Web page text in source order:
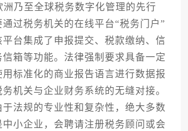
至全球税务数字化管理的先行
过税务机关的在线平台“税务门户”
平台集成了申报提交、税款缴纳、信
信箱等功能。法律强制要求具备一定
标准化的商业报告语言进行数据报
机关与企业财务系统的无缝对接。
法规的专业性和复杂性，绝大多数
小企业，会聘请注册税务顾问或会